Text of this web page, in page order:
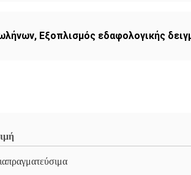
, Εξοπλισμός εδαφολογικής